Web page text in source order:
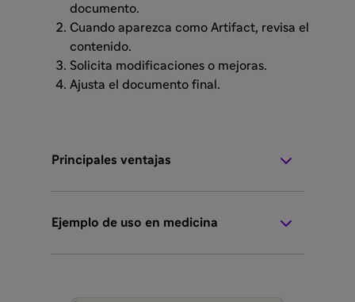
documento.
Cuando aparezca como Artifact, revisa el
contenido.
Solicita modificaciones o mejoras.
Ajusta el documento final.
Principales ventajas
Ejemplo de uso en medicina